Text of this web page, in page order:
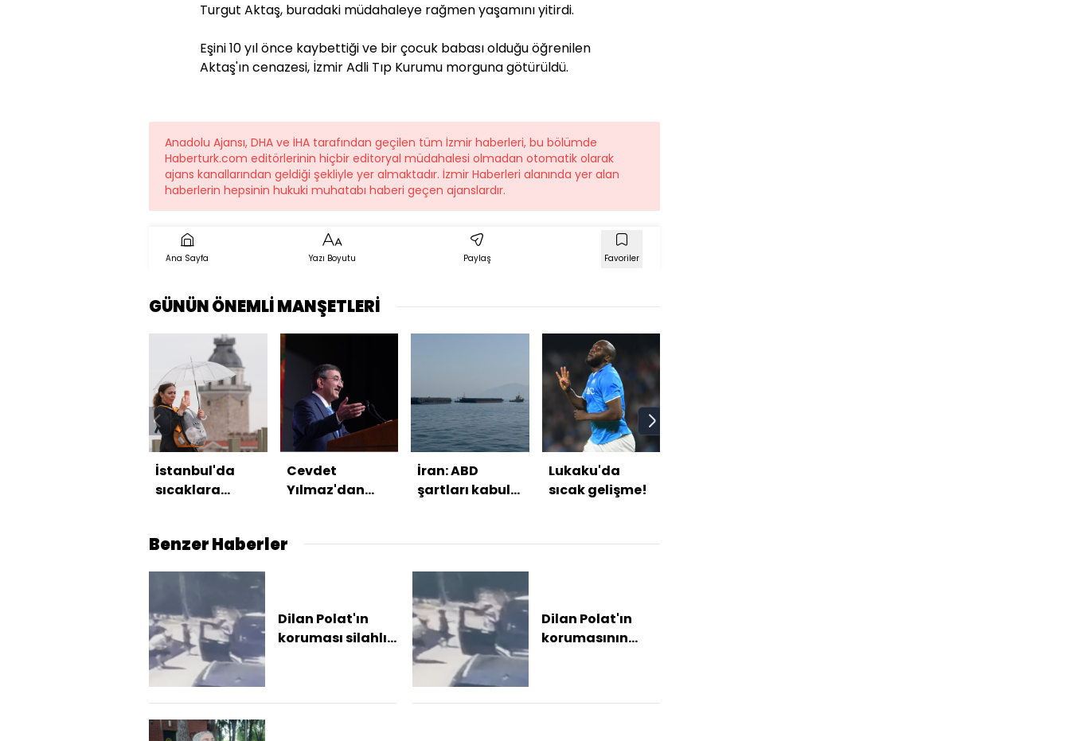
Turgut Aktaş, buradaki müdahaleye rağmen yaşamını yitirdi.
Eşini 10 yıl önce kaybettiği ve bir çocuk babası olduğu öğrenilen
Aktaş'ın cenazesi, İzmir Adli Tıp Kurumu morguna götürüldü.
Anadolu Ajansı, DHA ve İHA tarafından geçilen tüm İzmir haberleri, bu bölümde
Haberturk.com editörlerinin hiçbir editoryal müdahalesi olmadan otomatik olarak
ajans kanallarından geldiği şekliyle yer almaktadır. İzmir Haberleri alanında yer alan
haberlerin hepsinin hukuki muhatabı haberi geçen ajanslardır.
Ana Sayfa Yazı Boyutu Paylaş Favoriler
GÜNÜN ÖNEMLİ MANŞETLERİ
İstanbul'da
sıcaklara
Cevdet
Yılmaz'dan
mesajı
İran: ABD
şartları kabul
Lukaku'da
sıcak gelişme!
Benzer Haberler
Dilan Polat'ın
koruması silahlı
Dilan Polat'ın
korumasının